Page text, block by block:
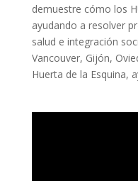
demuestre cómo los
ayudando a resolver
salud e integración
Vancouver, Gijón,
Huerta de la Esquina,